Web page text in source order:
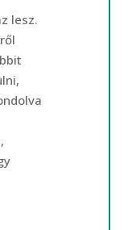
lesz.